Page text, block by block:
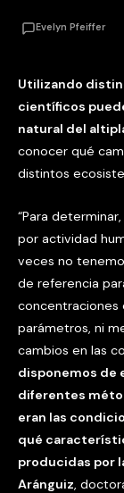
Evelyn Pfeiffer
Utilizando
científicos
natural del
conocer qué
distintos
“Para
por actividad
veces no
de referencia
concentraciones
parámetros, ni
cambios en las
disponemos de
diferentes
eran las
qué
producidas por
Aránguiz,